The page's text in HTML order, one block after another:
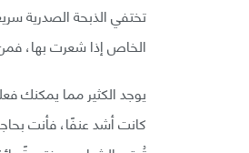
تختفي الذبحة الصدرية
الخاص إذا شعرت بها، فمن
يوجد الكثير مما يمكنك
كانت أشد عنفًا، فأنت